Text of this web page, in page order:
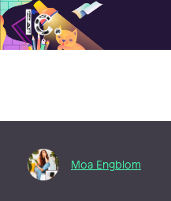
Illustratörcentrum
Moa Engblom